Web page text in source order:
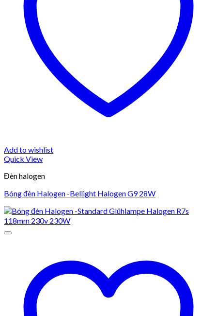
Add to wishlist
Quick View
Đèn halogen
Bóng đèn Halogen -Bellight Halogen G9 28W